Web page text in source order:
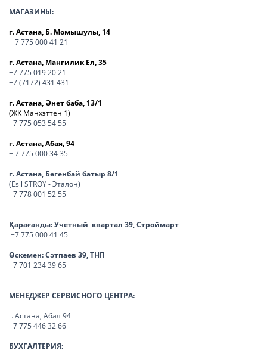
МАГАЗИНЫ:
г. Астана, Б. Момышулы, 14
+ 7 775 000 41 21
г. Астана, Мангилик Ел, 35
+7 775 019 20 21
+7 (7172) 431 431
г. Астана, Әнет баба, 13/1
(ЖК Манхэттен 1)
+7 775 053 54 55
г. Астана, Абая, 94
+ 7 775 000 34 35
г. Астана, Бөгенбай батыр 8/1
(Esil STROY - Эталон)
+7 778 001 52 55
Қарағанды:Учетный квартал 39, Строймарт
+7 775 000 41 45
Өскемен:Сәтпаев 39, ТНП
+7 701 234 39 65
МЕНЕДЖЕР СЕРВИСНОГО ЦЕНТРА:
г. Астана, Абая 94
+7 775 446 32 66
БУХГАЛТЕРИЯ: